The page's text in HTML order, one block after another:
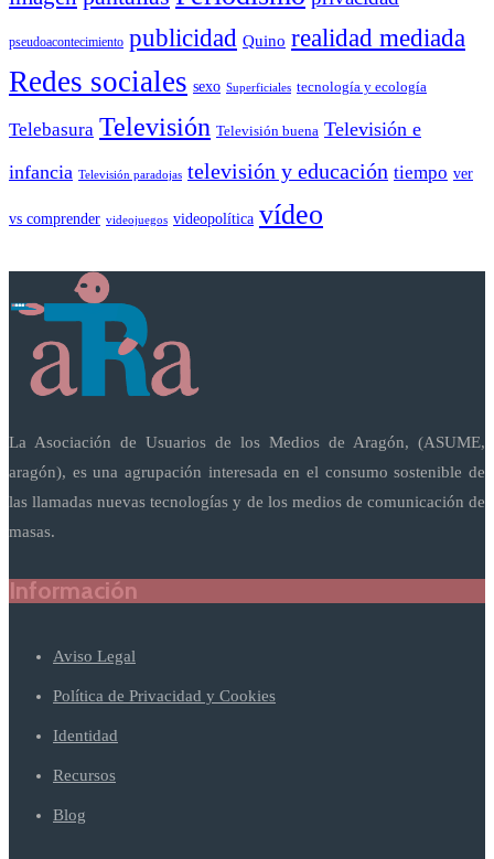
pseudoacontecimiento publicidad Quino realidad mediada
Redes sociales sexo Superficiales tecnología y ecología
Telebasura Televisión Televisión buena Televisión e
infancia Televisión paradojas televisión y educación tiempo ver
vs comprender videojuegos videopolítica vídeo
La Asociación de Usuarios de los Medios de Aragón, (ASUME,
aragón), es una agrupación interesada en el consumo sostenible de
las llamadas nuevas tecnologías y de los medios de comunicación de
masas.
Información
Aviso Legal
Política de Privacidad y Cookies
Identidad
Recursos
Blog